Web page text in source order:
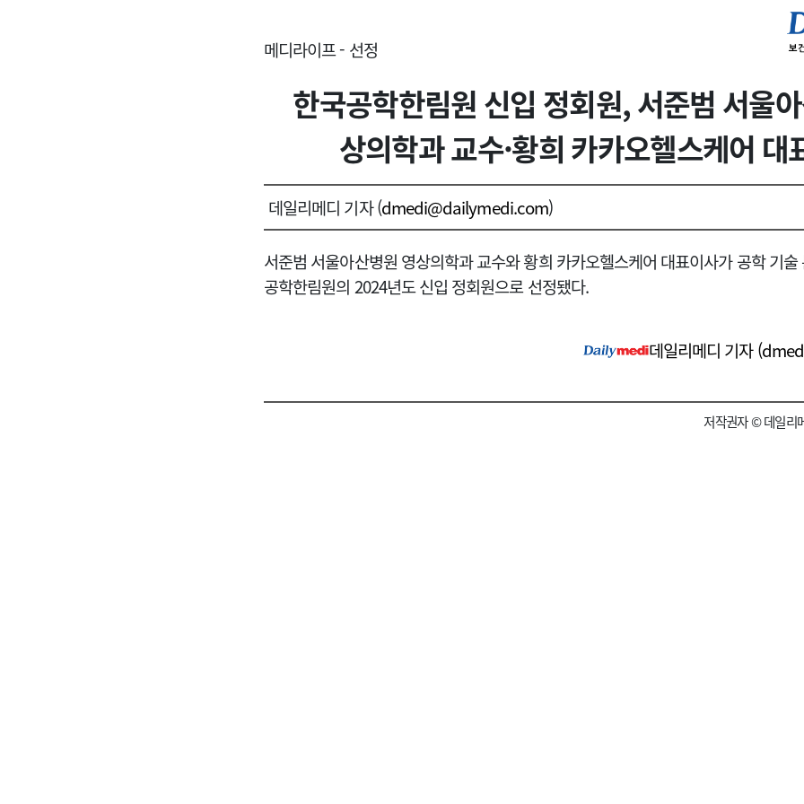
메디라이프 - 선정
한국공학한림원 신입 정회원, 서준범 서울
상의학과 교수·황희 카카오헬스케어 대
데일리메디 기자 (dmedi@dailymedi.com)
서준범 서울아산병원 영상의학과 교수와 황희 카카오헬스케어 대표이사가 공학 기술
공학한림원의 2024년도 신입 정회원으로 선정됐다.
데일리메디 기자 (
저작권자 © 데일리